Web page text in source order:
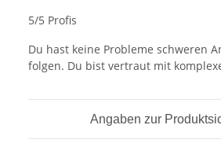
5/5 Profis
Du hast keine Probleme schweren
folgen. Du bist vertraut mit
Angaben zur